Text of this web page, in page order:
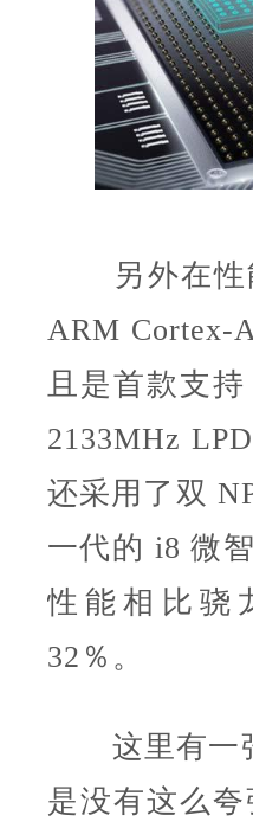
另外在性能
ARM Cortex-
且是首款支
2133MHz
还采用了双
一代的 i8 微
性能相比骁
32％。
这里有一张
是没有这么